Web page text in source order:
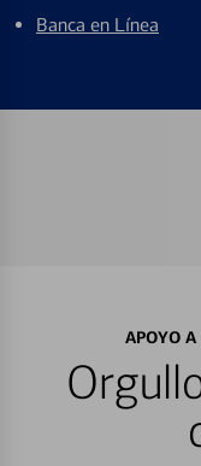
Banca en Línea
APOYO